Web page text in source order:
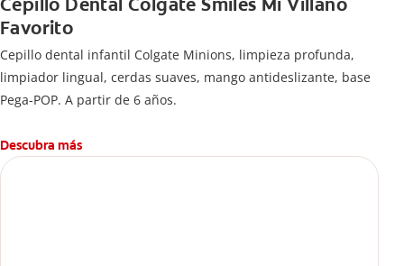
Cepillo Dental Colgate Smiles Mi Villano
Favorito
Cepillo dental infantil Colgate Minions, limpieza profunda,
limpiador lingual, cerdas suaves, mango antideslizante, base
Pega-POP. A partir de 6 años.
Descubra más